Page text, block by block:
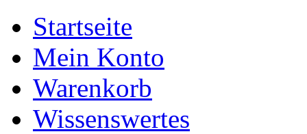
Startseite
Mein Konto
Warenkorb
Wissenswertes